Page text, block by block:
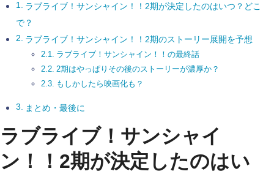
ラブライブ！サンシャイン！！2期が決定したのはいつ？どこ
で？
ラブライブ！サンシャイン！！2期のストーリー展開を予想
ラブライブ！サンシャイン！！の最終話
2期はやっぱりその後のストーリーが濃厚か？
もしかしたら映画化も？
まとめ・最後に
ラブライブ！サンシャイ
ン！！2期が決定したのはい